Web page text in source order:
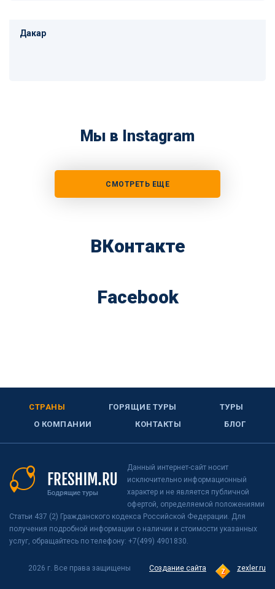
Дакар
Мы в Instagram
СМОТРЕТЬ ЕЩЕ
ВКонтакте
Facebook
СТРАНЫ ГОРЯЩИЕ ТУРЫ
ТУРЫ
О КОМПАНИИ
КОНТАКТЫ БЛОГ
Данный интернет-сайт носит
исключительно информационный
характер и не является публичной
офертой, определяемой положениями
Статьи 437 (2) Гражданского кодекса Российской Федерации. Для
получения подробной информации о наличии и стоимости указанных
услуг, обращайтесь по телефону: +7(499) 4901830.
Создание сайта zexler.ru
2026 г. Все права защищены